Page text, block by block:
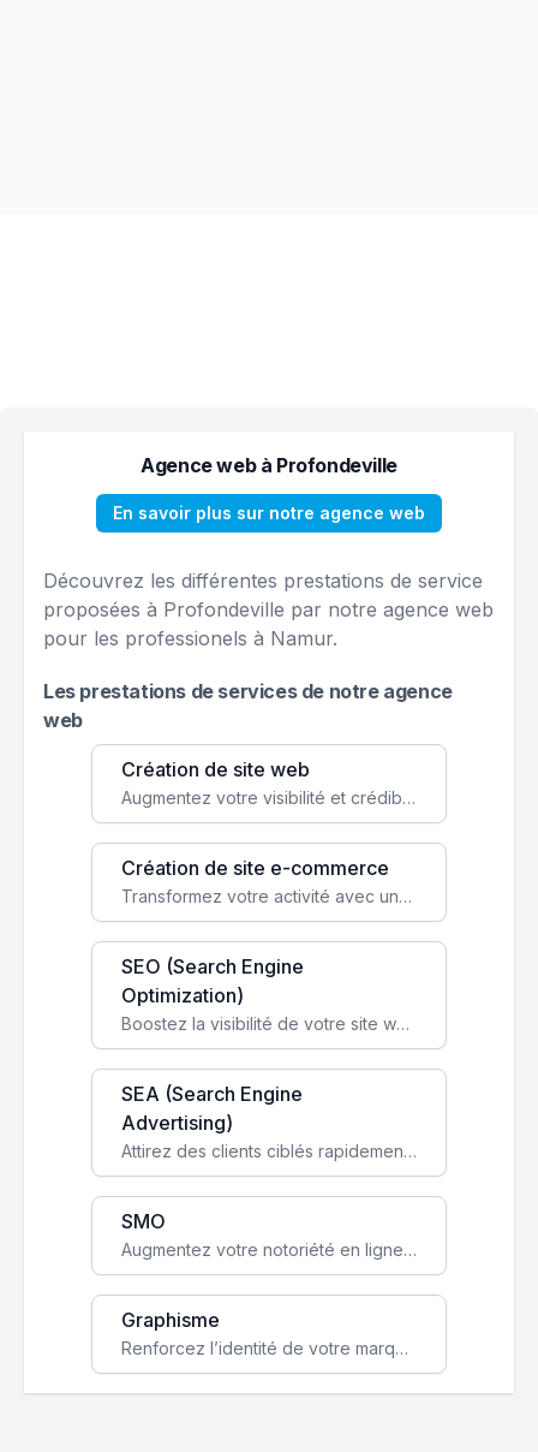
Agence web à Profondeville
En savoir plus sur notre agence web
Découvrez les différentes prestations de service
proposées à Profondeville par notre agence web
pour les professionels à Namur.
Les prestations de services de notre agence
web
Création de site web
Augmentez votre visibilité et crédibilité en ligne avec un site web performant, conçu pour attirer plus de clients.
Création de site e-commerce
Transformez votre activité avec une boutique en ligne, accessible à l'échelle mondiale 24/7.
SEO (Search Engine
Optimization)
Boostez la visibilité de votre site web sur Google et attirez du trafic qualifié grâce à nos stratégies SEO.
SEA (Search Engine
Advertising)
Attirez des clients ciblés rapidement avec des campagnes publicitaires payantes optimisées pour vos objectifs.
SMO
Augmentez votre notoriété en ligne et stimulez la croissance de votre entreprise grâce à une stratégie sociale sur mesure.
Graphisme
Renforcez l’identité de votre marque avec un design unique qui capte l’attention et engage vos clients.